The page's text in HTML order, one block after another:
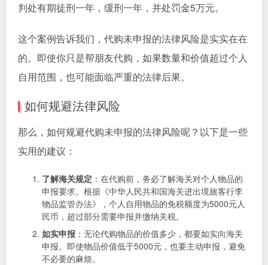
判处有期徒刑一年，缓刑一年，并处罚金5万元。
这个案例告诉我们，代购未申报的法律风险是实实在在
的。即使你只是帮朋友代购，如果数量和价值超过个人
自用范围，也可能面临严重的法律后果。
如何规避法律风险
那么，如何规避代购未申报的法律风险呢？以下是一些
实用的建议：
了解海关规定 ：在代购前，务必了解海关对个人物品的
申报要求。根据《中华人民共和国海关进出境旅客行李
物品监管办法》，个人自用物品的免税额度为5000元人
民币，超过部分需要申报并缴纳关税。
如实申报 ：无论代购物品的价值多少，都要如实向海关
申报。即使物品价值低于5000元，也要主动申报，避免
不必要的麻烦。